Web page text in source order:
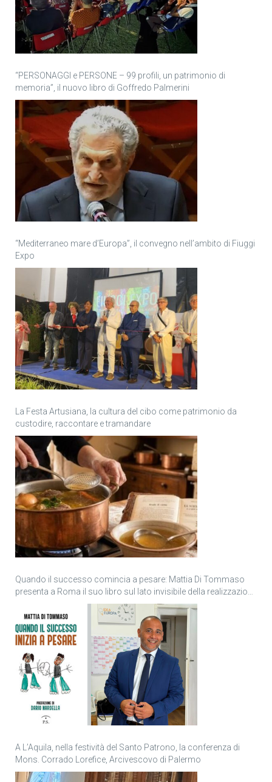
“PERSONAGGI e PERSONE – 99 profili, un patrimonio di
memoria”, il nuovo libro di Goffredo Palmerini
“Mediterraneo mare d’Europa”, il convegno nell’ambito di Fiuggi
Expo
La Festa Artusiana, la cultura del cibo come patrimonio da
custodire, raccontare e tramandare
Quando il successo comincia a pesare: Mattia Di Tommaso
presenta a Roma il suo libro sul lato invisibile della realizzazione
A L’Aquila, nella festività del Santo Patrono, la conferenza di
Mons. Corrado Lorefice, Arcivescovo di Palermo